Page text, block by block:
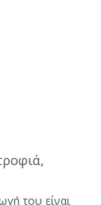
του είναι